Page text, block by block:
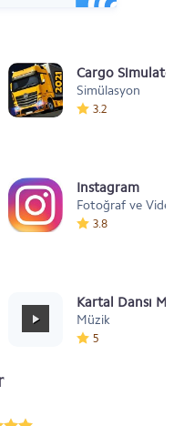
Cargo Simulator
Simülasyon
3.2
Instagram
Fotoğraf ve Video
3.8
Kartal Dansı
Müzik
5